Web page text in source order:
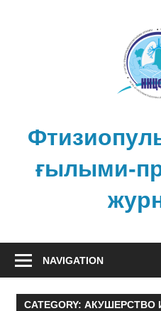
ғылыми-
NAVIGATION
CATEGORY: АКУШЕРСТВО